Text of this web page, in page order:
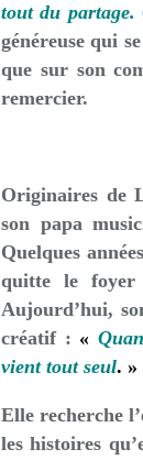
tout du partage.
généreuse qui
que sur son
remercier.
Originaires de
son papa
Quelques
quitte le foyer
Aujourd’hui,
créatif : «
vient tout seul. »
Elle recherche
les histoires